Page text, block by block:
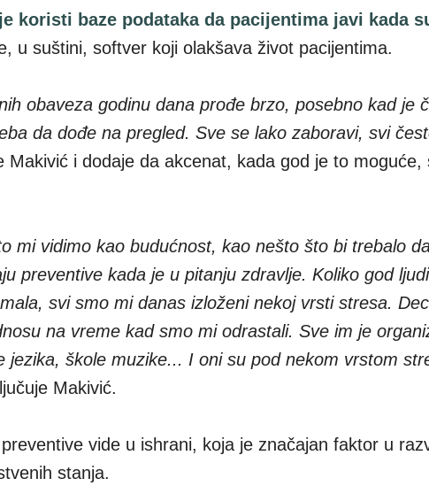
koristi baze podataka da pacijentima javi kada
u suštini, softver koji olakšava život pacijentima.
obaveza godinu dana prođe brzo, posebno kad je
da dođe na pregled. Sve se lako zaboravi, svi
Makivić i dodaje da akcenat, kada god je to moguće,
mi vidimo kao budućnost, kao nešto što bi trebalo
preventive kada je u pitanju zdravlje. Koliko god
svi smo mi danas izloženi nekoj vrsti stresa.
na vreme kad smo mi odrastali. Sve im je
jezika, škole muzike... I oni su pod nekom vrstom
Makivić.
vide u ishrani, koja je značajan faktor u
stanja.